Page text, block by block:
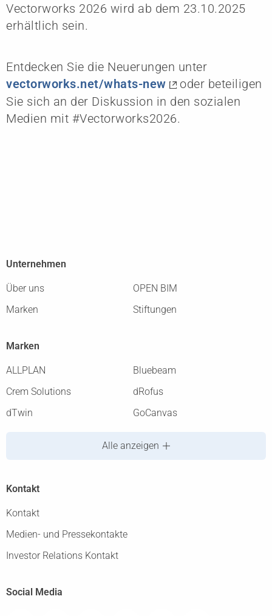
Vectorworks 2026 wird ab dem 23.10.2025
erhältlich sein.
Entdecken Sie die Neuerungen unter
vectorworks.net/whats-new
oder beteiligen
Sie sich an der Diskussion in den sozialen
Medien mit #Vectorworks2026.
Unternehmen
Über uns
OPEN BIM
Marken
Stiftungen
Marken
ALLPLAN
Bluebeam
Crem Solutions
dRofus
dTwin
GoCanvas
Alle anzeigen
Kontakt
Kontakt
Medien- und Pressekontakte
Investor Relations Kontakt
Social Media